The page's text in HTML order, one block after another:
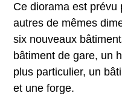
Ce diorama est prévu
autres de mêmes
six nouveaux
bâtiment de gare, un
plus particulier, un
et une forge.